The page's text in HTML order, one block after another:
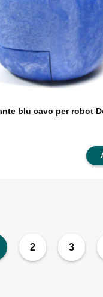
blu cavo per robot
2 3